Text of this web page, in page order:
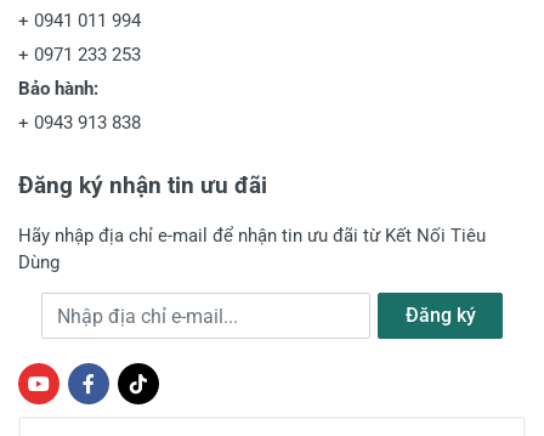
+ 0941 011 994
+ 0971 233 253
Bảo hành:
+ 0943 913 838
Đăng ký nhận tin ưu đãi
Hãy nhập địa chỉ e-mail để nhận tin ưu đãi từ Kết Nối Tiêu
Dùng
Địa chỉ e-mail Đăng ký